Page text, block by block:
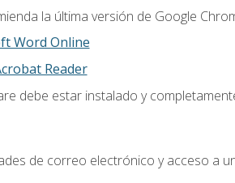
la última versión de Google
Word Online
Reader
debe estar instalado y
de correo electrónico y acceso a